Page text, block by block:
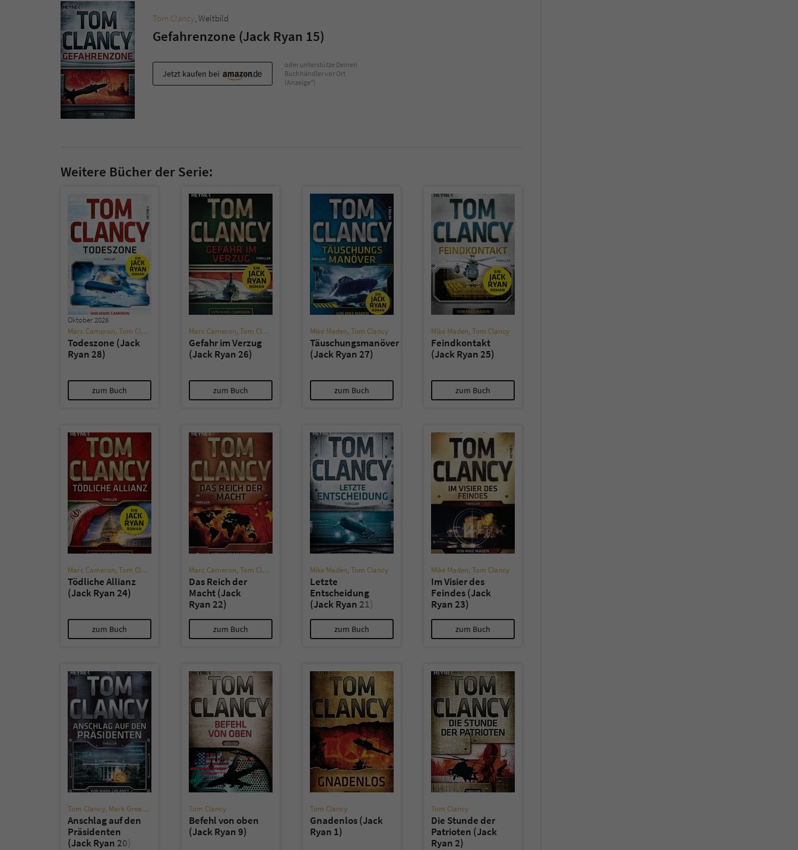
Tom Clancy, Weltbild
Gefahrenzone (Jack Ryan 15)
Jetzt kaufen bei
oder unterstütze Deinen
Buchhändler vor Ort
(Anzeige*)
Weitere Bücher der Serie:
Oktober 2026
Marc Cameron,Tom Clancy
Todeszone (Jack
Ryan 28)
zum Buch
Marc Cameron,Tom Clancy
Gefahr im Verzug
(Jack Ryan 26)
zum Buch
Mike Maden,Tom Clancy
Täuschungsmanöver
(Jack Ryan 27)
zum Buch
Mike Maden,Tom Clancy
Feindkontakt
(Jack Ryan 25)
zum Buch
Marc Cameron,Tom Clancy
Tödliche Allianz
(Jack Ryan 24)
zum Buch
Marc Cameron,Tom Clancy
Das Reich der
Macht (Jack
Ryan 22)
zum Buch
Mike Maden,Tom Clancy
Letzte
Entscheidung
(Jack Ryan 21)
zum Buch
Mike Maden,Tom Clancy
Im Visier des
Feindes (Jack
Ryan 23)
zum Buch
Tom Clancy, Mark Greaney
Anschlag auf den
Präsidenten
(Jack Ryan 20)
Tom Clancy
Befehl von oben
(Jack Ryan 9)
Tom Clancy
Gnadenlos (Jack
Ryan 1)
Tom Clancy
Die Stunde der
Patrioten (Jack
Ryan 2)
Zweck
den Sicherheitscode des Kontaktformulars zu